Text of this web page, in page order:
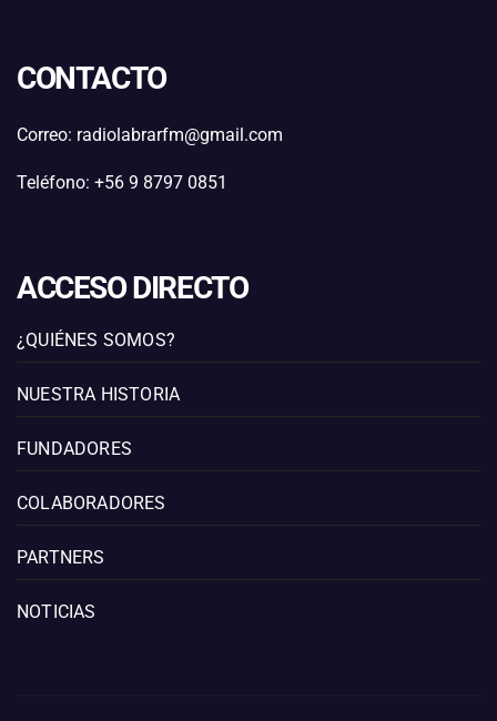
CONTACTO
Correo: radiolabrarfm@gmail.com
Teléfono: +56 9 8797 0851
ACCESO DIRECTO
¿QUIÉNES SOMOS?
NUESTRA HISTORIA
FUNDADORES
COLABORADORES
PARTNERS
NOTICIAS